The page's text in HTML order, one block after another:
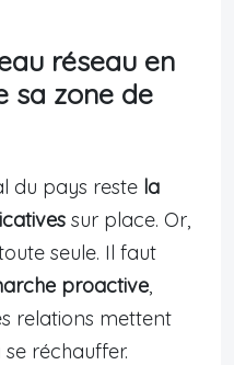
réseau en
sa zone de
du pays reste la
sur place. Or,
seule. Il faut
proactive,
relations mettent
réchauffer.